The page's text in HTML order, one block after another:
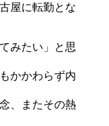
屋に転勤とな
みたい」と思
かかわらず内
、またその熱